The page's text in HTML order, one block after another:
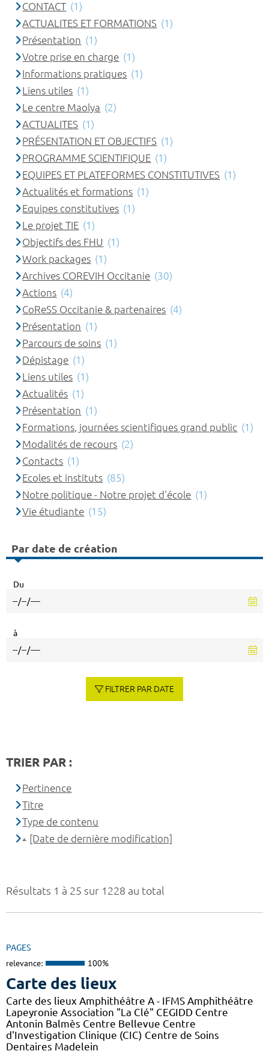
Résultats 1 à 25 sur 1228 au total
PAGES
relevance: 100%
Carte des lieux
Carte des lieux Amphithéâtre A - IFMS Amphithéâtre
Lapeyronie Association "La Clé" CEGIDD Centre
Antonin Balmès Centre Bellevue Centre
d'Investigation Clinique (CIC) Centre de Soins
Dentaires Madelein
CONTACT (1)
ACTUALITES ET FORMATIONS (1)
Présentation (1)
Votre prise en charge (1)
Informations pratiques (1)
Liens utiles (1)
Le centre Maolya (2)
ACTUALITES (1)
PRÉSENTATION ET OBJECTIFS (1)
PROGRAMME SCIENTIFIQUE (1)
EQUIPES ET PLATEFORMES CONSTITUTIVES (1)
Actualités et formations (1)
Equipes constitutives (1)
Le projet TIE (1)
Objectifs des FHU (1)
Work packages (1)
Archives COREVIH Occitanie (30)
Actions (4)
CoReSS Occitanie & partenaires (4)
Présentation (1)
Parcours de soins (1)
Dépistage (1)
Liens utiles (1)
Actualités (1)
Présentation (1)
Formations, journées scientifiques grand public (1)
Modalités de recours (2)
Contacts (1)
Ecoles et instituts (85)
Notre politique - Notre projet d'école (1)
Vie étudiante (15)
Par date de création
Du
à
FILTRER PAR DATE
TRIER PAR :
Pertinence
Titre
Type de contenu
[Date de dernière modification]